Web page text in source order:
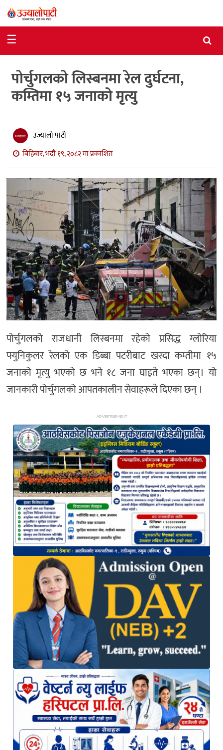
राजनीति
विशेष
आर्थिक
अन्तर्वार्ता
मनोरञ्जन
विज्ञान
प्रविधि
खेलकुद
अन्य
☰
पोर्चुगलको लिस्बनमा रेल दुर्घटना,
कम्तिमा १५ जनाको मृत्यु
उज्यालो पाटी
बिहिबार, भदौ १९, २०८२ मा प्रकाशित
पोर्चुगलको राजधानी लिस्बनमा रहेको प्रसिद्ध ग्लोरिया
फ्युनिकुलर रेलको एक डिब्बा पटरीबाट खस्दा कम्तीमा १५
जनाको मृत्यु भएको छ भने १८ जना घाइते भएका छन्। यो
जानकारी पोर्चुगलको आपतकालीन सेवाहरूले दिएका छन् ।
ADVERTISEMENT